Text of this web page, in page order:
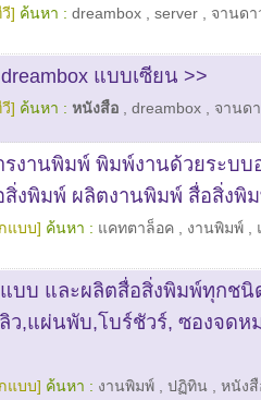
] ค้นหา : dreambox server
จานดา
แบบเซียน >>
] ค้นหา : หนังสือ dreambox
จานด
รงานพิมพ์ พิมพ์งานด้วยระบบ
งพิมพ์ ผลิตงานพิมพ์ สื่อสิ่งพิ
แบบ] ค้นหา : แคทตาล็อค งานพิมพ์
บบ และผลิตสื่อสิ่งพิมพ์ทุกชนิ
ว,แผ่นพับ,โบร์ชัวร์, ซองจดห
แบบ] ค้นหา : งานพิมพ์ ปฏิทิน
หนัง